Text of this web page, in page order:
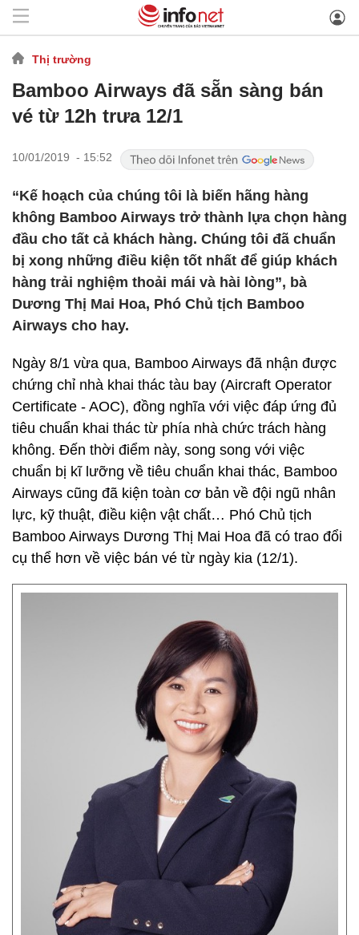
Thị trường
Bamboo Airways đã sẵn sàng bán
vé từ 12h trưa 12/1
10/01/2019 - 15:52
“Kế hoạch của chúng tôi là biến hãng hàng
không Bamboo Airways trở thành lựa chọn hàng
đầu cho tất cả khách hàng. Chúng tôi đã chuẩn
bị xong những điều kiện tốt nhất để giúp khách
hàng trải nghiệm thoải mái và hài lòng”, bà
Dương Thị Mai Hoa, Phó Chủ tịch Bamboo
Airways cho hay.
Ngày 8/1 vừa qua, Bamboo Airways đã nhận được
chứng chỉ nhà khai thác tàu bay (Aircraft Operator
Certificate - AOC), đồng nghĩa với việc đáp ứng đủ
tiêu chuẩn khai thác từ phía nhà chức trách hàng
không. Đến thời điểm này, song song với việc
chuẩn bị kĩ lưỡng về tiêu chuẩn khai thác, Bamboo
Airways cũng đã kiện toàn cơ bản về đội ngũ nhân
lực, kỹ thuật, điều kiện vật chất… Phó Chủ tịch
Bamboo Airways Dương Thị Mai Hoa đã có trao đổi
cụ thể hơn về việc bán vé từ ngày kia (12/1).